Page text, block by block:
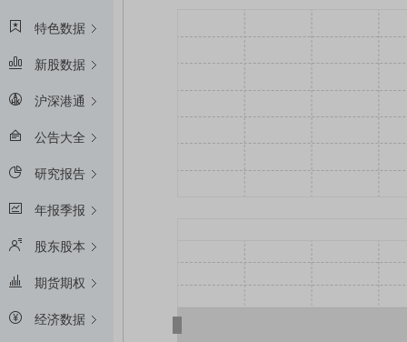
特色数据
新股数据
沪深港通
公告大全
研究报告
年报季报
股东股本
期货期权
经济数据